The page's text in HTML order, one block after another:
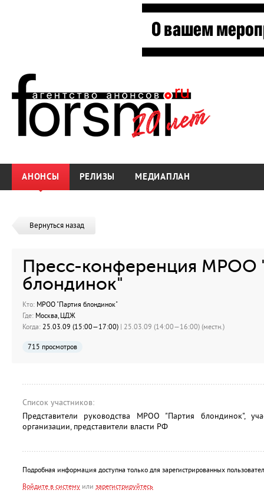
АНОНСЫ РЕЛИЗЫ МЕДИАПЛАН
Вернуться назад
Пресс-конференция МРОО
блондинок"
Кто: МРОО "Партия блондинок"
Где: Москва, ЦДЖ
Когда: 25.03.09 (15:00—17:00) | 25.03.09 (14:00—16:00) (местн.)
715 просмотров
Список участников:
Представители руководства МРОО "Партия блондинок",
организации, представители власти РФ
Подробная информация доступна только для зарегистрированных
Войдите в систему или зарегистрируйтесь